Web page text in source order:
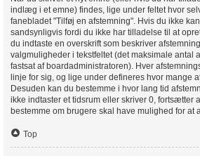
indlæg i et emne) findes, lige under feltet hvor
fanebladet "Tilføj en afstemning". Hvis du ikke
sandsynligvis fordi du ikke har tilladelse til at
du indtaste en overskrift som beskriver
valgmuligheder i tekstfeltet (det maksimale antal
fastsat af boardadministratoren). Hver
linje for sig, og lige under defineres hvor mange
Desuden kan du bestemme i hvor lang tid
ikke indtaster et tidsrum eller skriver 0, fortsætter
bestemme om brugere skal have mulighed for at
Top